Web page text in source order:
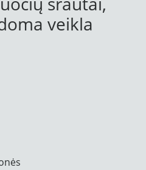
veikla